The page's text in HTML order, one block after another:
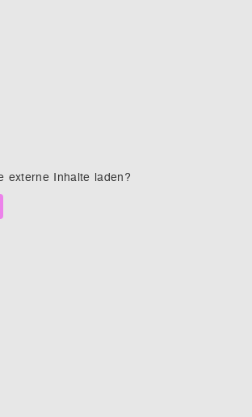
externe Inhalte laden?